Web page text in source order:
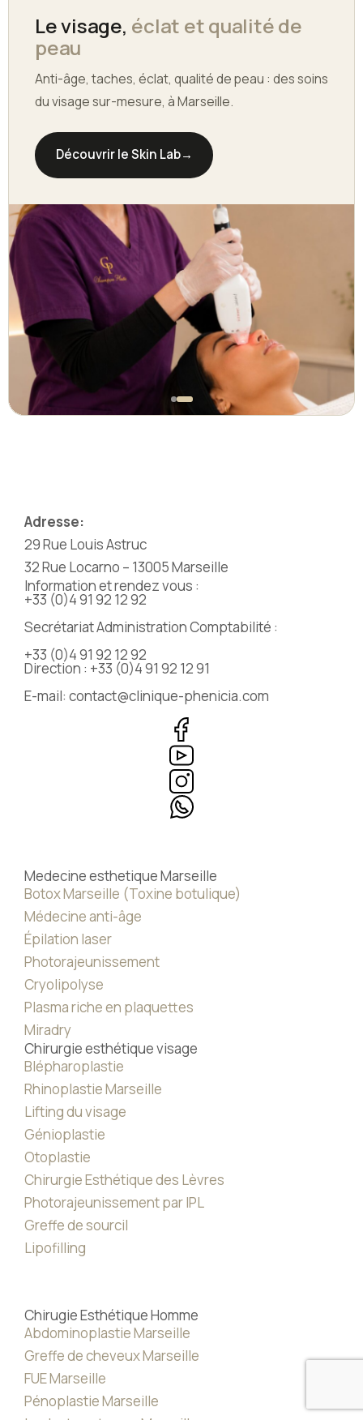
Le visage, éclat et qualité de
peau
Anti-âge, taches, éclat, qualité de peau : des soins
du visage sur-mesure, à Marseille.
Découvrir le Skin Lab→
Adresse:
29 Rue Louis Astruc
32 Rue Locarno – 13005 Marseille
Information et rendez vous :
+33 (0)4 91 92 12 92
Secrétariat Administration Comptabilité :
+33 (0)4 91 92 12 92
Direction : +33 (0)4 91 92 12 91
E-mail: contact@clinique-phenicia.com
Medecine esthetique Marseille
Botox Marseille (Toxine botulique)
Médecine anti-âge
Épilation laser
Photorajeunissement
Cryolipolyse
Plasma riche en plaquettes
Miradry
Chirurgie esthétique visage
Blépharoplastie
Rhinoplastie Marseille
Lifting du visage
Génioplastie
Otoplastie
Chirurgie Esthétique des Lèvres
Photorajeunissement par IPL
Greffe de sourcil
Lipofilling
Chirugie Esthétique Homme
Abdominoplastie Marseille
Greffe de cheveux Marseille
FUE Marseille
Pénoplastie Marseille